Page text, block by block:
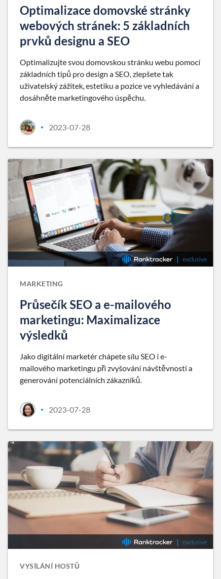
Optimalizace domovské stránky
webových stránek: 5 základních
prvků designu a SEO
Optimalizujte svou domovskou stránku webu pomocí
základních tipů pro design a SEO, zlepšete tak
uživatelský zážitek, estetiku a pozice ve vyhledávání a
dosáhněte marketingového úspěchu.
• 2023-07-28
MARKETING
Průsečík SEO a e-mailového
marketingu: Maximalizace
výsledků
Jako digitální marketér chápete sílu SEO i e-
mailového marketingu při zvyšování návštěvnosti a
generování potenciálních zákazníků.
• 2023-07-28
VYSÍLÁNÍ HOSTŮ